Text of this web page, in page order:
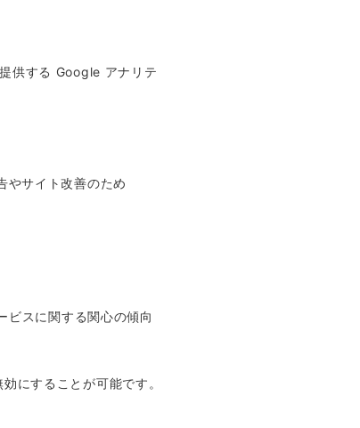
供する Google アナリテ
やサイト改善のため
スに関する関心の傾向
にすることが可能です。